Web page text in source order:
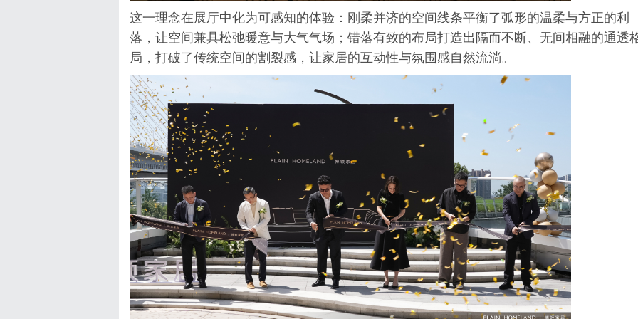
这一理念在展厅中化为可感知的体验：刚柔并济的空间线条平衡了弧形的温柔与方正的利
落，让空间兼具松弛暖意与大气气场；错落有致的布局打造出隔而不断、无间相融的通透
局，打破了传统空间的割裂感，让家居的互动性与氛围感自然流淌。